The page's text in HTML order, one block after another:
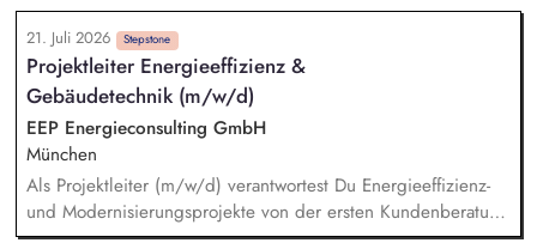
In enger Abstimmung mit Deinen Kollegen (m/w/d) aus den
Bereichen Entwicklung, Produktmanagement und
Projektleitung definierst Du das benötigte Material, holst
Angebote ein und bewertest diese unter technischen und
kaufmännischen Gesichtspunkten. Bei Bedarf recherchierst Du
neue Beschaffungsquellen, qualifizierst Lieferanten und hast
bis zur Produkt- und Prozessfreigabe stets die beste Lösung
im Blick.
21. Juli 2026 Stepstone
Projektleiter Energieeffizienz &
Gebäudetechnik (m/w/d)
EEP Energieconsulting GmbH
München
Als Projektleiter (m/w/d) verantwortest Du Energieeffizienz-
und Modernisierungsprojekte von der ersten Kundenberatung
bis zur Übergabe – mit Schwerpunkt auf Lüftungsanlagen,